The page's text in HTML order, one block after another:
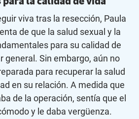
viva tras la resección, Paula
de que la salud sexual y la
para su calidad de
general. Sin embargo, aún no
para recuperar la salud
en su relación. A medida que
de la operación, sentía que el
y le daba vergüenza.